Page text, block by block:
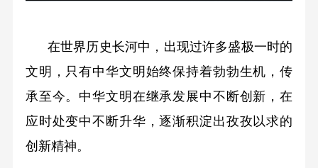
在世界历史长河中，出现过许多盛极一时的
文明，只有中华文明始终保持着勃勃生机，传
承至今。中华文明在继承发展中不断创新，在
应时处变中不断升华，逐渐积淀出孜孜以求的
创新精神。